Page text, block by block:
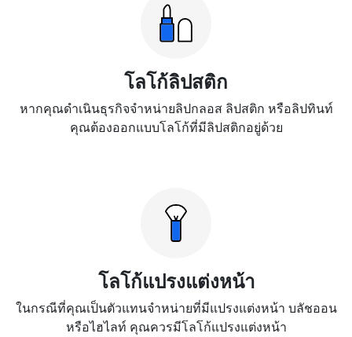
โลโก้ลิปสติก
หากคุณดำเนินธุรกิจจำหน่ายลิปกลอส ลิปสติก หรือลิปทินท์
คุณต้องออกแบบโลโก้ที่มีลิปสติกอยู่ด้วย
โลโก้แปรงแต่งหน้า
ในกรณีที่คุณเป็นตัวแทนจำหน่ายที่มีแปรงแต่งหน้า บลัชออน
หรือไฮไลท์ คุณควรมีโลโก้แปรงแต่งหน้า